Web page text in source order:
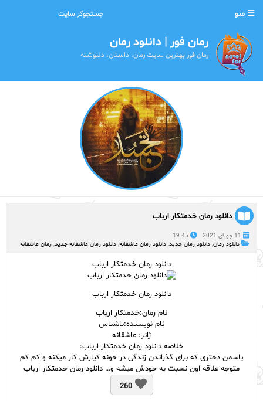
منو
رمان فور | دانلود رمان
رمان فور بهترین سایت رمان، داستان، دلنوشته
دانلود رمان خدمتکار ارباب
11 جولای 2021
19:45
دانلود رمان, دانلود رمان جدید, دانلود رمان عاشقانه, دانلود رمان عاشقانه جدید, رمان عاشقانه
دانلود رمان خدمتکار ارباب
دانلود رمان خدمتکار ارباب
نام رمان:خدمتکار ارباب
نام نویسنده:ناشناس
ژانر: عاشقانه
خلاصه دانلود رمان خدمتکار ارباب:
یاسمن دختری که برای گذراندن زندگی در خونه کیارش کار میکنه و کم کم
متوجه علاقه اون نسبت به خودش میشه و… دانلود رمان خدمتکار ارباب
260